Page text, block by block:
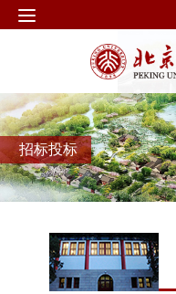
招标投标